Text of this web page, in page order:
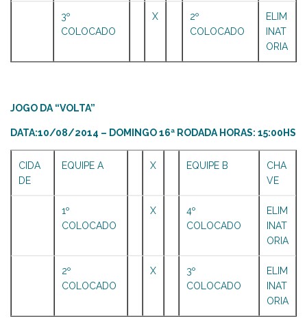
3º
COLOCADO
X
2º
COLOCADO
ELIM
INAT
ORIA
JOGO DA “VOLTA”
DATA:10/08/2014 – DOMINGO 16ª RODADA HORAS: 15:00HS
CIDA
DE
EQUIPE A X EQUIPE B
CHA
VE
1º
COLOCADO
X
4º
COLOCADO
ELIM
INAT
ORIA
2º
COLOCADO
X
3º
COLOCADO
ELIM
INAT
ORIA